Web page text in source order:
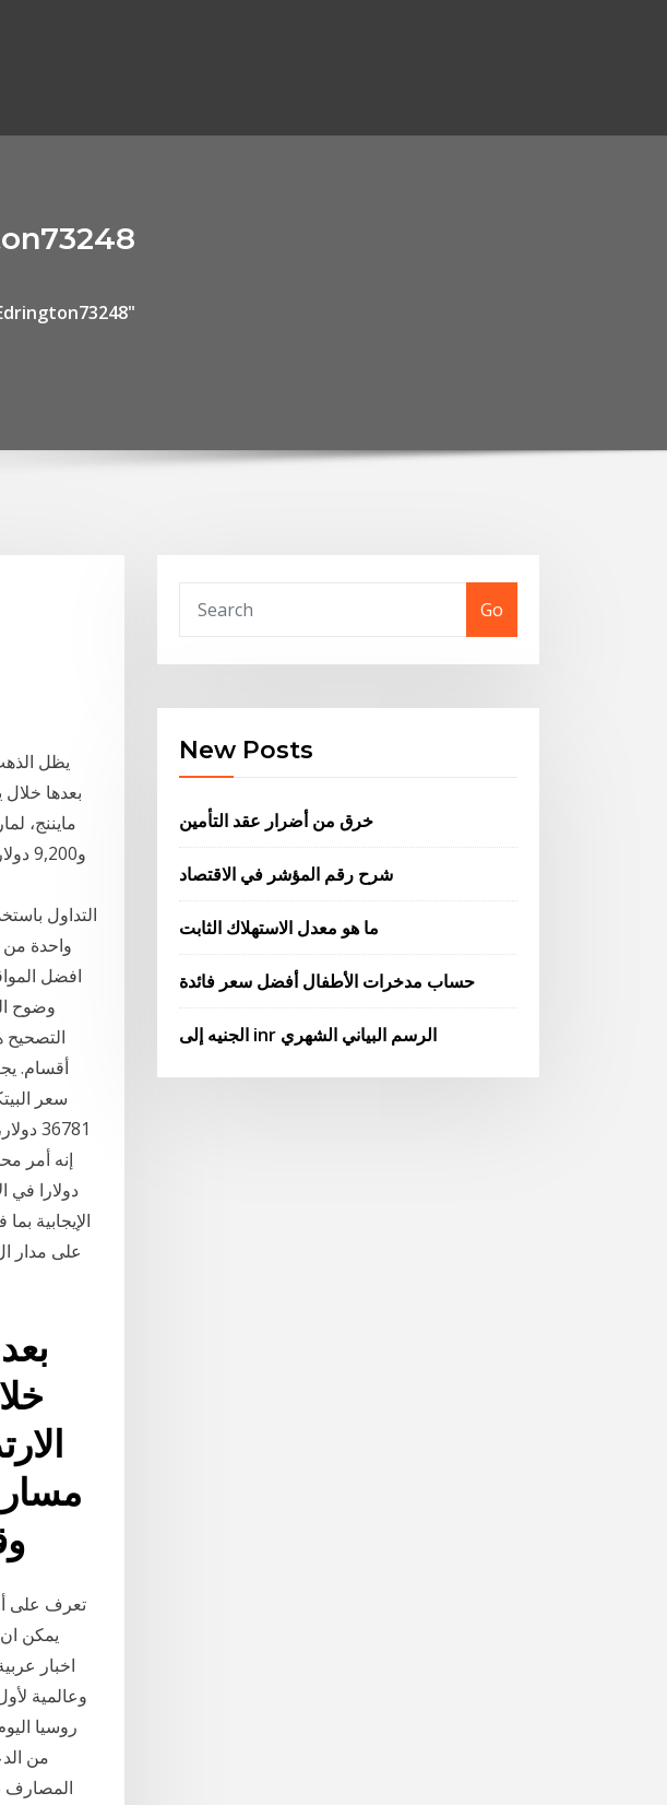
التداول
واحدة من
افضل
أقسام.
دولارا في
الإيجابية
تعرف على
يمكن
المصارف
Go
New Posts
خرق من أضرار عقد التأمين
شرح رقم المؤشر في الاقتصاد
ما هو معدل الاستهلاك الثابت
حساب مدخرات الأطفال أفضل سعر فائدة
الجنيه إلى inr الرسم البياني الشهري